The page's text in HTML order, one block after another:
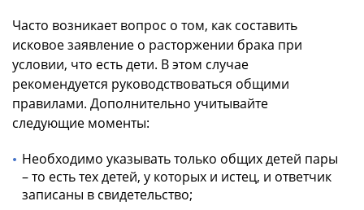
Часто возникает вопрос о том, как составить
исковое заявление о расторжении брака при
условии, что есть дети. В этом случае
рекомендуется руководствоваться общими
правилами. Дополнительно учитывайте
следующие моменты:
Необходимо указывать только общих детей пары
– то есть тех детей, у которых и истец, и ответчик
записаны в свидетельство;